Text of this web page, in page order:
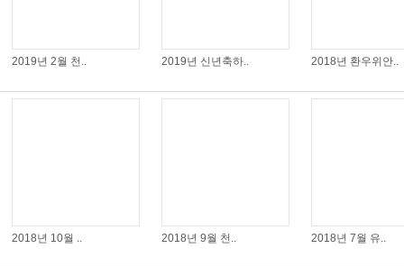
2019년 2월 천.. 2019년 신년축하.. 2018년 환우위안..
2018년 10월 .. 2018년 9월 천.. 2018년 7월 유..